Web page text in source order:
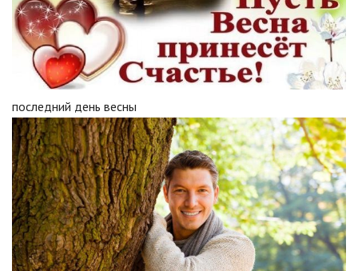
последний день весны